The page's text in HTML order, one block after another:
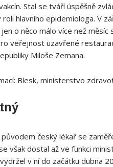
Stal se tváří úspěšně
hlavního epidemiologa. V
o něco málo více než
veřejnost uzavřené
Miloše Zemana.
Blesk, ministerstvo
původem český lékař se
však dostal až ve funkci
v ní do začátku dubna